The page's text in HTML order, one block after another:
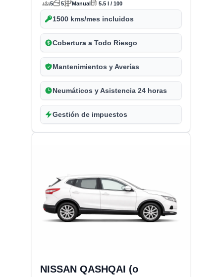
5 5 Manual 5.5 l / 100
1500 kms/mes incluidos
Cobertura a Todo Riesgo
Mantenimientos y Averías
Neumáticos y Asistencia 24 horas
Gestión de impuestos
NISSAN QASHQAI (o